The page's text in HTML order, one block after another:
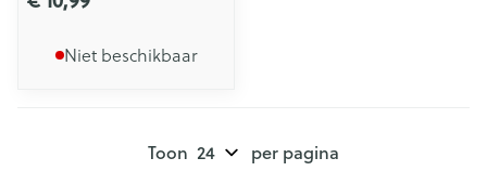
Niet beschikbaar
Toon per pagina